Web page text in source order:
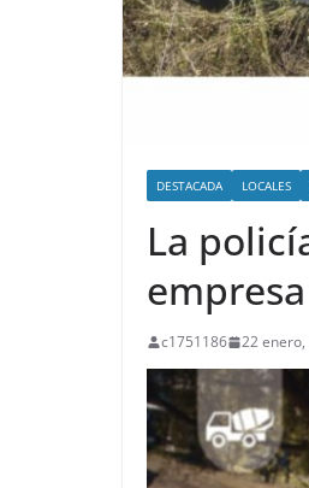
DESTACADA LOCALES
La
c1751186 22 enero,